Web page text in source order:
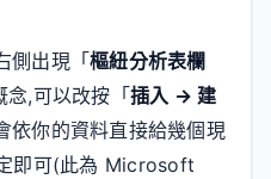
側出現「樞紐分析表欄
念,可以改按「插入 → 建
依你的資料直接給幾個現
即可(此為 Microsoft